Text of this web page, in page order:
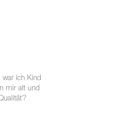
war ich Kind
mir alt und